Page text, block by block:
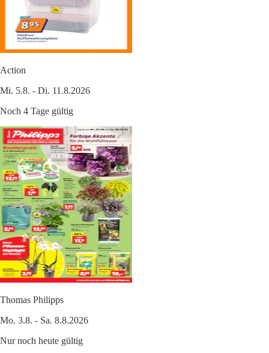
Action
Mi. 5.8. - Di. 11.8.2026
Noch 4 Tage gültig
Thomas Philipps
Mo. 3.8. - Sa. 8.8.2026
Nur noch heute gültig